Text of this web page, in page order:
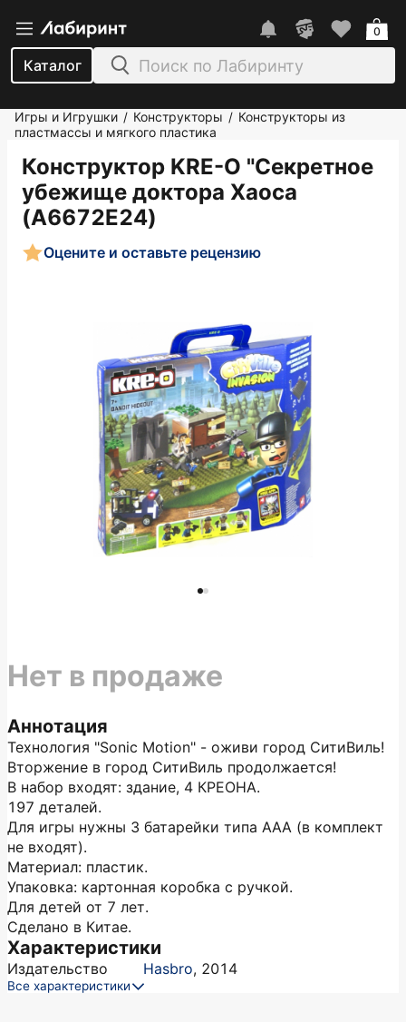
Каталог
0
Игры и Игрушки / Конструкторы / Конструкторы из
пластмассы и мягкого пластика
Конструктор KRE-O "Секретное
убежище доктора Хаоса
(A6672E24)
Оцените и оставьте рецензию
Аннотация
Технология "Sonic Motion" - оживи город СитиВиль!
Вторжение в город СитиВиль продолжается!
В набор входят: здание, 4 КРЕОНА.
197 деталей.
Для игры нужны 3 батарейки типа ААА (в комплект
не входят).
Материал: пластик.
Упаковка: картонная коробка с ручкой.
Для детей от 7 лет.
Сделано в Китае.
Характеристики
Издательство Hasbro, 2014
Все характеристики
Нет в продаже